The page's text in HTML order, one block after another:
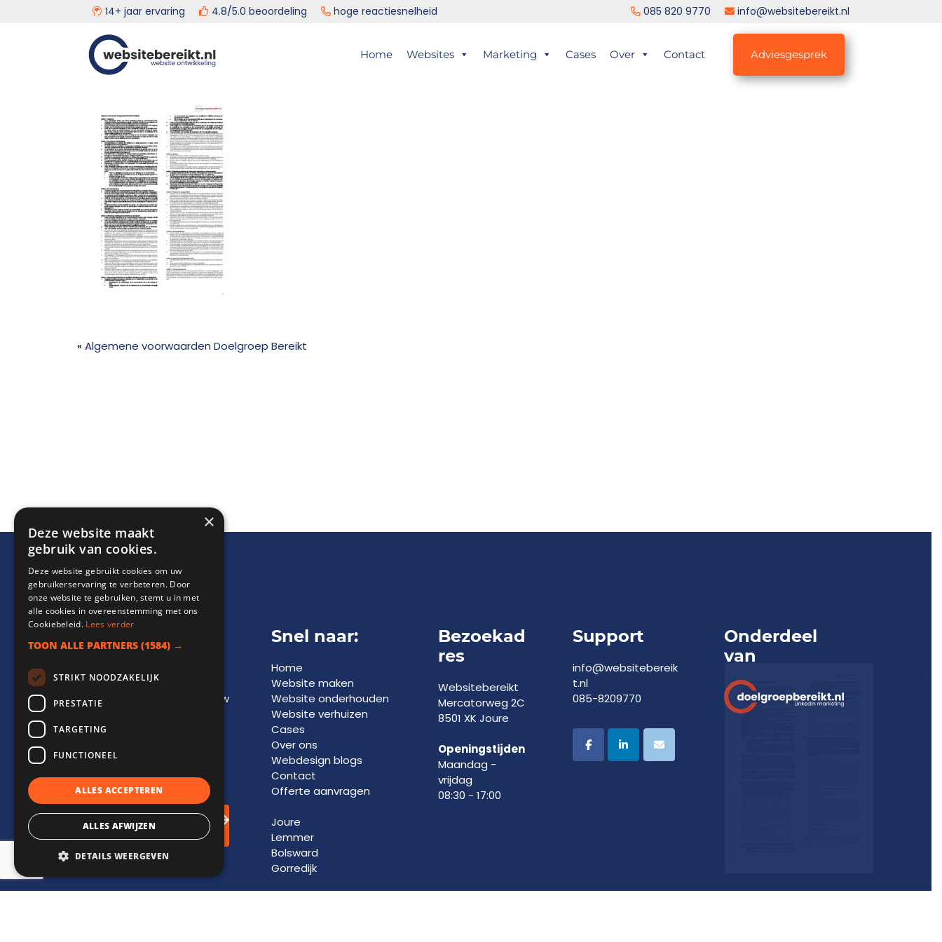
14+ jaar ervaring 4.8/5.0 beoordeling hoge reactiesnelheid 085 820 9770 info@websitebereikt.nl
Websitebereikt.nl Home Websites Marketing Cases Over Contact Adviesgesprek
« Algemene voorwaarden Doelgroep Bereikt
adviesgesprek biedt
inzicht in
voor jouw
voor toekomstige
informeren door onze
experts.
Adviesgesprek
inplannen!
Snel naar:
Home
Website maken
Website onderhouden
Website verhuizen
Cases
Over ons
Webdesign blogs
Contact
Offerte aanvragen
Joure
Lemmer
Bolsward
Gorredijk
Bezoekad
res
Websitebereikt
Mercatorweg 2C
8501 XK Joure
Openingstijden
Maandag -
vrijdag
08:30 - 17:00
Support
info@websitebereik
t.nl
085-8209770
Onderdeel
van
×
Deze website maakt
gebruik van cookies.
Deze website gebruikt cookies om uw
gebruikerservaring te verbeteren. Door
onze website te gebruiken, stemt u in met
alle cookies in overeenstemming met ons
Cookiebeleid. Lees verder
TOON ALLE PARTNERS (1584) →
STRIKT NOODZAKELIJK
PRESTATIE
TARGETING
FUNCTIONEEL
ALLES ACCEPTEREN
ALLES AFWIJZEN
DETAILS WEERGEVEN